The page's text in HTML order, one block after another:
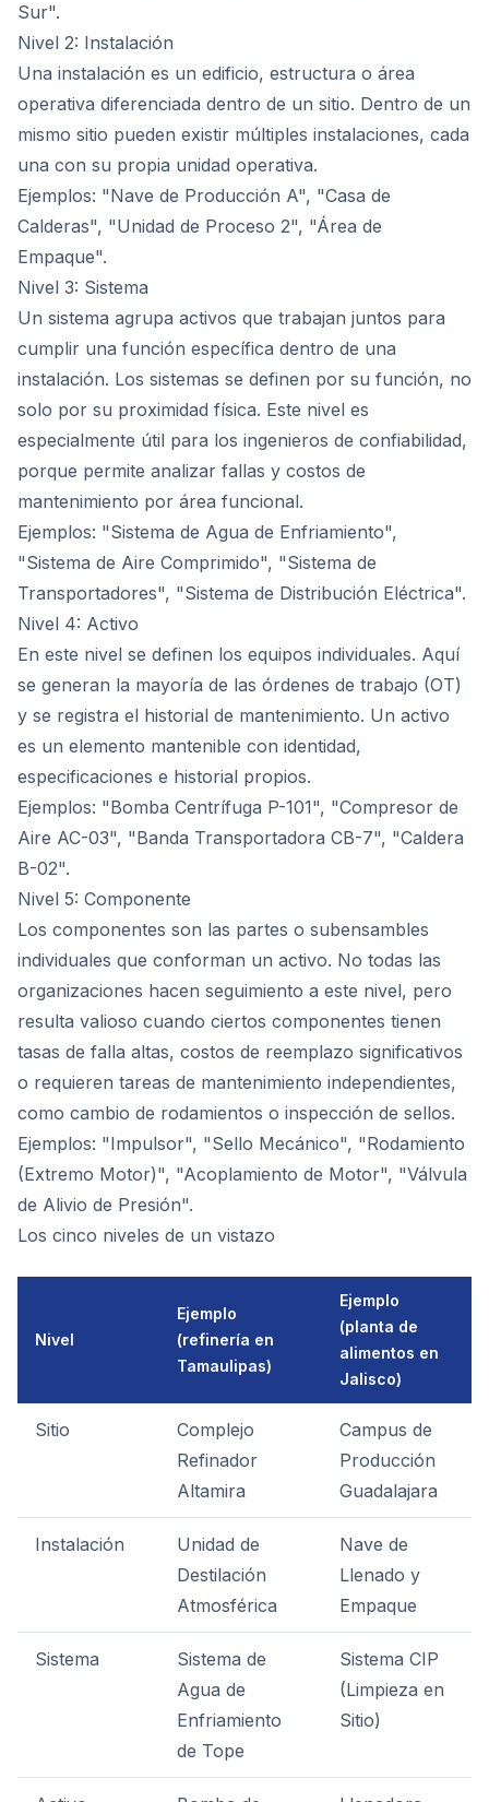
Sur".
Nivel 2: Instalación
Una instalación es un edificio, estructura o área
operativa diferenciada dentro de un sitio. Dentro de un
mismo sitio pueden existir múltiples instalaciones, cada
una con su propia unidad operativa.
Ejemplos: "Nave de Producción A", "Casa de
Calderas", "Unidad de Proceso 2", "Área de
Empaque".
Nivel 3: Sistema
Un sistema agrupa activos que trabajan juntos para
cumplir una función específica dentro de una
instalación. Los sistemas se definen por su función, no
solo por su proximidad física. Este nivel es
especialmente útil para los ingenieros de confiabilidad,
porque permite analizar fallas y costos de
mantenimiento por área funcional.
Ejemplos: "Sistema de Agua de Enfriamiento",
"Sistema de Aire Comprimido", "Sistema de
Transportadores", "Sistema de Distribución Eléctrica".
Nivel 4: Activo
En este nivel se definen los equipos individuales. Aquí
se generan la mayoría de las órdenes de trabajo (OT)
y se registra el historial de mantenimiento. Un activo
es un elemento mantenible con identidad,
especificaciones e historial propios.
Ejemplos: "Bomba Centrífuga P-101", "Compresor de
Aire AC-03", "Banda Transportadora CB-7", "Caldera
B-02".
Nivel 5: Componente
Los componentes son las partes o subensambles
individuales que conforman un activo. No todas las
organizaciones hacen seguimiento a este nivel, pero
resulta valioso cuando ciertos componentes tienen
tasas de falla altas, costos de reemplazo significativos
o requieren tareas de mantenimiento independientes,
como cambio de rodamientos o inspección de sellos.
Ejemplos: "Impulsor", "Sello Mecánico", "Rodamiento
(Extremo Motor)", "Acoplamiento de Motor", "Válvula
de Alivio de Presión".
Los cinco niveles de un vistazo
Nivel
Ejemplo
(refinería en
Tamaulipas)
Ejemplo
(planta de
alimentos en
Jalisco)
Sitio
Complejo
Refinador
Altamira
Campus de
Producción
Guadalajara
Instalación
Unidad de
Destilación
Atmosférica
Nave de
Llenado y
Empaque
Sistema
Sistema de
Agua de
Enfriamiento
de Tope
Sistema CIP
(Limpieza en
Sitio)